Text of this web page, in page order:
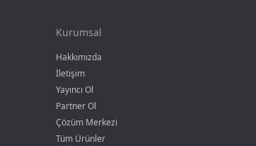
Kurumsal
Hakkımızda
İletişim
Yayıncı Ol
Partner Ol
Çözüm Merkezi
Tüm Ürünler